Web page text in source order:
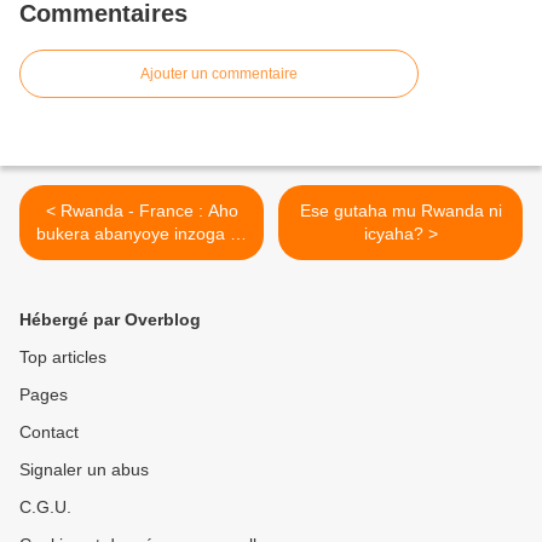
Commentaires
Ajouter un commentaire
< Rwanda - France : Aho
bukera abanyoye inzoga zo
kwakira Kagame i Paris
Ese gutaha mu Rwanda ni
icyaha? >
Hébergé par Overblog
Top articles
Pages
Contact
Signaler un abus
C.G.U.